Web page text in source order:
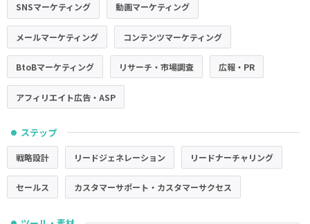
SNSマーケティング 動画マーケティング
メールマーケティング コンテンツマーケティング
BtoBマーケティング リサーチ・市場調査 広報・PR
アフィリエイト広告・ASP
● ステップ
戦略設計 リードジェネレーション リードナーチャリング
セールス カスタマーサポート・カスタマーサクセス